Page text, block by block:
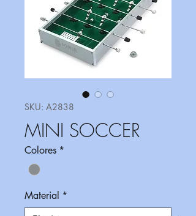
SKU: A2838
MINI SOCCER
Colores *
Material *